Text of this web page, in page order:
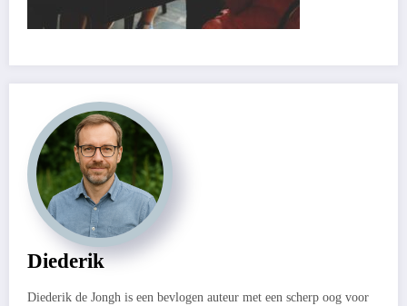
Diederik
Diederik de Jongh is een bevlogen auteur met een scherp oog voor